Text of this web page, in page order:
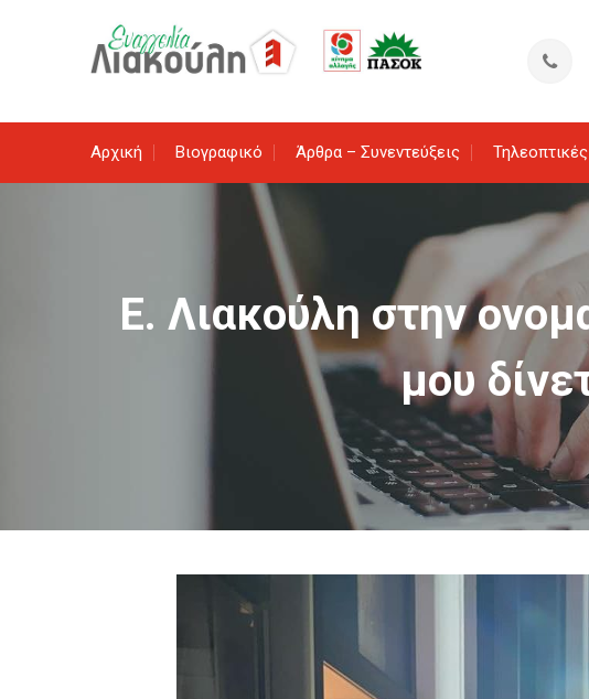
Αρχική Βιογραφικό Άρθρα – Συνεντεύξεις
Ε. Λιακούλη στην
μου